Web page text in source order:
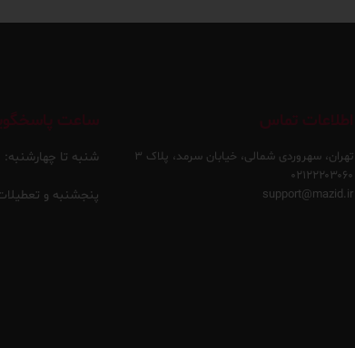
اطلاعات تماس
تهران، سهروردی شمالی، خیابان سرمد، پلاک ۳
۰۲۱۲۲۲۰۳۰۶۰
support@mazid.ir
ساعت
شنبه تا چهارشنبه:
پنجشنبه و